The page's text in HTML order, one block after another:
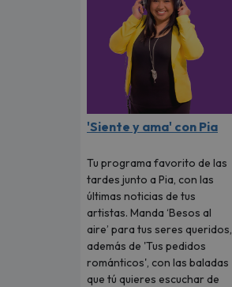
'Siente y ama' con Pia
Tu programa favorito de las
tardes junto a Pia, con las
últimas noticias de tus
artistas. Manda ‘Besos al
aire’ para tus seres queridos,
además de 'Tus pedidos
románticos', con las baladas
que tú quieres escuchar de